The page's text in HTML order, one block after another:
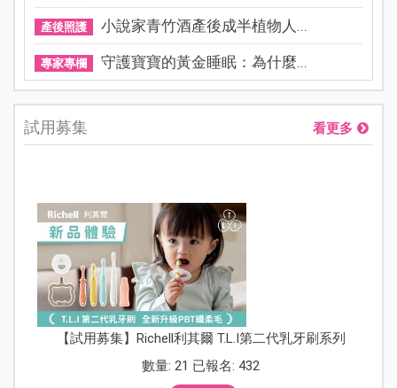
產後照護 小說家青竹酒產後成半植物人...
專家專欄 守護寶寶的黃金睡眠：為什麼...
試用募集 看更多
【試用募集】Richell利其爾 T.L.I第二代乳牙刷系列
數量: 21 已報名: 432